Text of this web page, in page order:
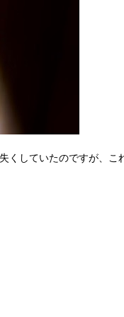
していたのですが、こ